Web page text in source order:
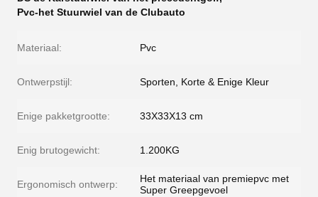
Pvc-het Stuurwiel van de Clubauto
Materiaal: Pvc
Ontwerpstijl: Sporten, Korte & Enige Kleur
Enige pakketgrootte: 33X33X13 cm
Enig brutogewicht: 1.200KG
Ergonomisch ontwerp:
Het materiaal van premiepvc met
Super Greepgevoel